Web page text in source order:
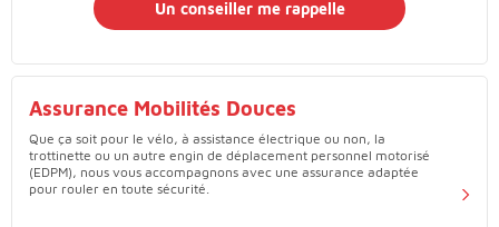
Un conseiller me rappelle
Assurance Mobilités Douces
Que ça soit pour le vélo, à assistance électrique ou non, la
trottinette ou un autre engin de déplacement personnel motorisé
(EDPM), nous vous accompagnons avec une assurance adaptée
pour rouler en toute sécurité.